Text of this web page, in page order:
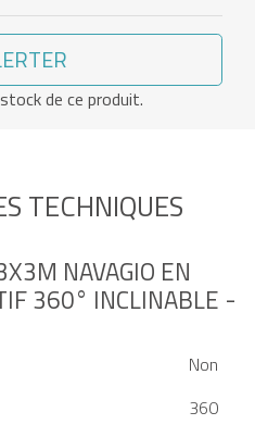
de ce produit.
TECHNIQUES
NAVAGIO EN
360° INCLINABLE -
Non
360